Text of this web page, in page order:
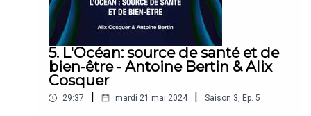
l’artiste Jean Jullien. Episode enregistré en live à
la Gaîté Lyrique.
5. L'Océan: source de santé et de
bien-être - Antoine Bertin & Alix
Cosquer
29:37 mardi 21 mai 2024 Saison 3, Ep. 5